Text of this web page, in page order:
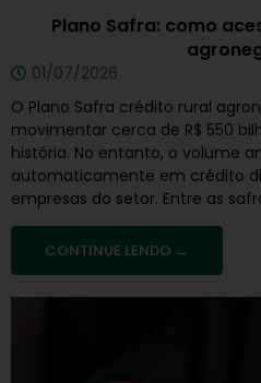
Plano Safra: como
01/07/2026
O Plano Safra crédito rural
movimentar cerca de R$ 550
história. No entanto, o volume
automaticamente em crédito
empresas do setor. Entre as
CONTINUE LENDO →